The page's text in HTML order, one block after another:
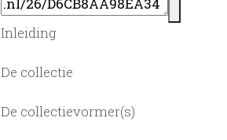
Inleiding
De collectie
De collectievormer(s)